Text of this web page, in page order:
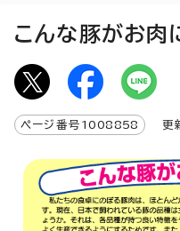
こんな豚がお肉
ページ番号 1008858 更